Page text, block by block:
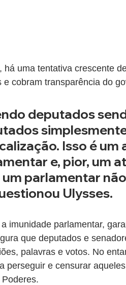
há uma tentativa crescente
cobram transparência do
Isso é um
e, pior, um
parlamentar
Ulysses.
imunidade parlamentar,
que deputados e
palavras e votos. No
perseguir e censurar